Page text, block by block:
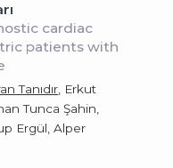
cardiac
patients with
Tanıdır , Erkut
Tunca Şahin,
Ergül, Alper